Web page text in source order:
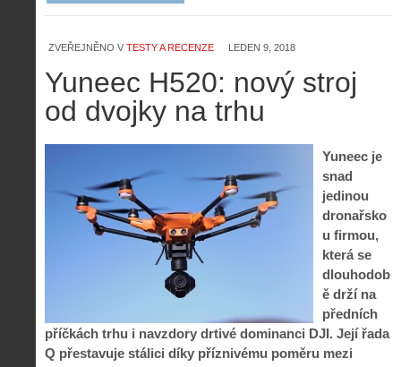
ZVEŘEJNĚNO V TESTY A RECENZE LEDEN 9, 2018
Yuneec H520: nový stroj
od dvojky na trhu
Yuneec je
snad
jedinou
dronařsko
u firmou,
která se
dlouhodob
ě drží na
předních
příčkách trhu i navzdory drtivé dominanci DJI. Její řada
Q přestavuje stálici díky příznivému poměru mezi